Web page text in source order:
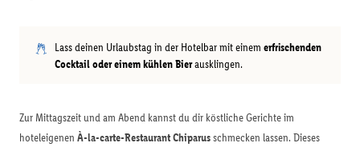
Lass deinen Urlaubstag in der Hotelbar mit einem erfrischenden
Cocktail oder einem kühlen Bierausklingen.
Zur Mittagszeit und am Abend kannst du dir köstliche Gerichte im
hoteleigenen À-la-carte-Restaurant Chiparusschmecken lassen. Dieses